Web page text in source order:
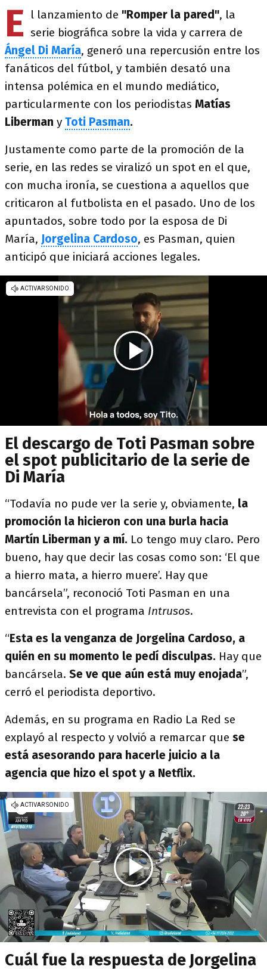
E l lanzamiento de "Romper la pared", la
serie biográfica sobre la vida y carrera de
Ángel Di María, generó una repercusión entre los
fanáticos del fútbol, y también desató una
intensa polémica en el mundo mediático,
particularmente con los periodistas Matías
Liberman y Toti Pasman.
Justamente como parte de la promoción de la
serie, en las redes se viralizó un spot en el que,
con mucha ironía, se cuestiona a aquellos que
criticaron al futbolista en el pasado. Uno de los
apuntados, sobre todo por la esposa de Di
María, Jorgelina Cardoso, es Pasman, quien
anticipó que iniciará acciones legales.
El descargo de Toti Pasman sobre
el spot publicitario de la serie de
Di María
“Todavía no pude ver la serie y, obviamente, la
promoción la hicieron con una burla hacia
Martín Liberman y a mí. Lo tengo muy claro. Pero
bueno, hay que decir las cosas como son: ‘El que
a hierro mata, a hierro muere’. Hay que
bancársela”, reconoció Toti Pasman en una
entrevista con el programa Intrusos.
“Esta es la venganza de Jorgelina Cardoso, a
quién en su momento le pedí disculpas. Hay que
bancársela. Se ve que aún está muy enojada”,
cerró el periodista deportivo.
Además, en su programa en Radio La Red se
explayó al respecto y volvió a remarcar que se
está asesorando para hacerle juicio a la
agencia que hizo el spot y a Netflix.
Cuál fue la respuesta de Jorgelina